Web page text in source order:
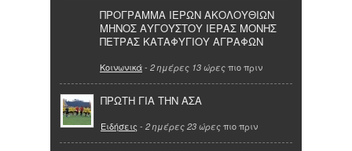
ΠΡΟΓΡΑΜΜΑ ΙΕΡΩΝ ΑΚΟΛΟΥΘΙΩΝ
ΜΗΝΟΣ ΑΥΓΟΥΣΤΟΥ ΙΕΡΑΣ ΜΟΝΗΣ
ΠΕΤΡΑΣ ΚΑΤΑΦΥΓΙΟΥ ΑΓΡΑΦΩΝ
Κοινωνικά- 2 ημέρες 13 ώρες πιο πριν
ΠΡΩΤΗ ΓΙΑ ΤΗΝ ΑΣΑ
Ειδήσεις - 2 ημέρες 23 ώρες πιο πριν